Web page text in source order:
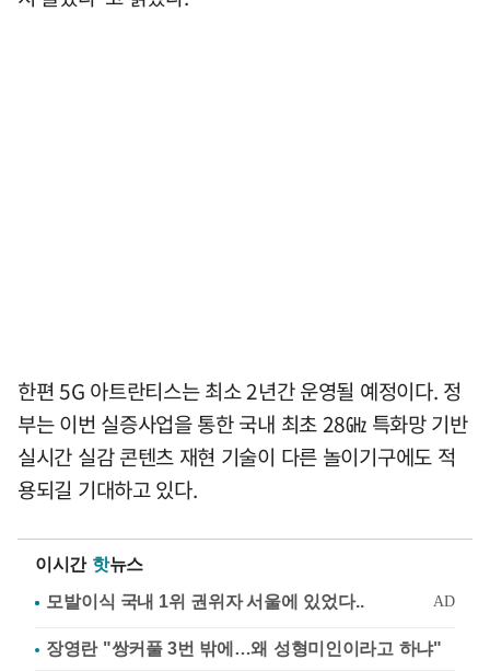
한편 5G 아트란티스는 최소 2년간 운영될 예정이다. 정
부는 이번 실증사업을 통한 국내 최초 28㎓ 특화망 기반
실시간 실감 콘텐츠 재현 기술이 다른 놀이기구에도 적
용되길 기대하고 있다.
이시간 핫뉴스
장영란 "쌍커풀 3번 밖에…왜 성형미인이라고 하냐"